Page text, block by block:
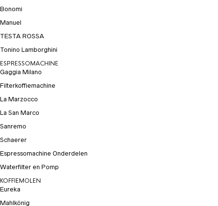
Bonomi
Manuel
TESTA ROSSA
Tonino Lamborghini
ESPRESSOMACHINE
Gaggia Milano
Filterkoffiemachine
La Marzocco
La San Marco
Sanremo
Schaerer
Espressomachine Onderdelen
Waterfilter en Pomp
KOFFIEMOLEN
Eureka
Mahlkönig